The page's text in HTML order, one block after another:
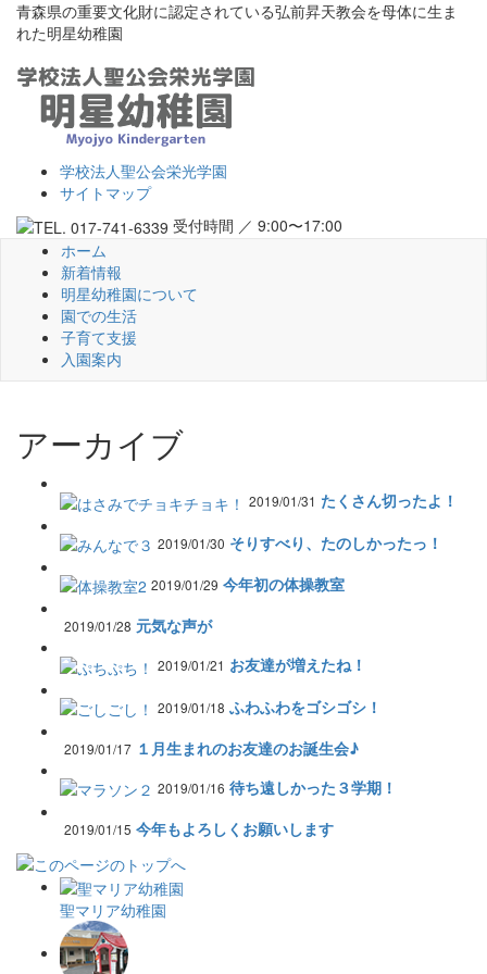
青森県の重要文化財に認定されている弘前昇天教会を母体に生ま
れた明星幼稚園
学校法人聖公会栄光学園
サイトマップ
受付時間 ／ 9:00〜17:00
ホーム
新着情報
明星幼稚園について
園での生活
子育て支援
入園案内
アーカイブ
2019/01/31 たくさん切ったよ！
2019/01/30 そりすべり、たのしかったっ！
2019/01/29 今年初の体操教室
2019/01/28 元気な声が
2019/01/21 お友達が増えたね！
2019/01/18 ふわふわをゴシゴシ！
2019/01/17 １月生まれのお友達のお誕生会♪
2019/01/16 待ち遠しかった３学期！
2019/01/15 今年もよろしくお願いします
聖マリア幼稚園